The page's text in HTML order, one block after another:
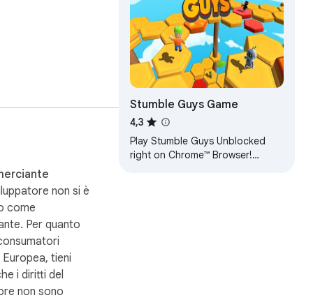
non si è
come
Per quanto
Europea, tieni
i diritti del
non sono
Stumble Guys Game
4,3
Play Stumble Guys Unblocked
right on Chrome™ Browser!